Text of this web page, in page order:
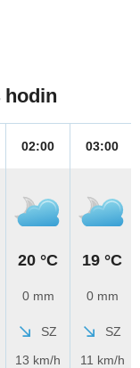
hodin
02:00
20 °C
0 mm
SZ
13 km/h
03:00
19 °C
0 mm
SZ
11 km/h